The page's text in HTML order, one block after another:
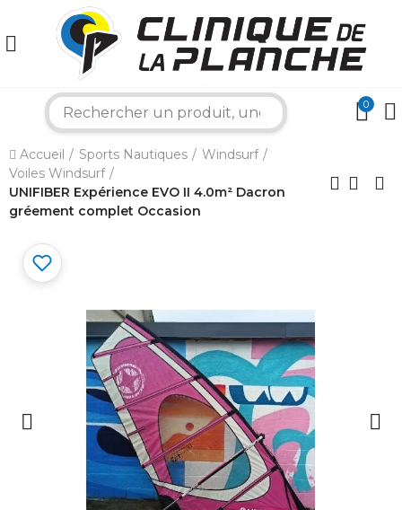
0
Accueil Sports Nautiques
Windsurf
Voiles Windsurf
UNIFIBER Expérience EVO II 4.0m² Dacron
gréement complet Occasion
Bonjour ! Je suis votre expert nautique.
Comment puis-je vous aider aujourd'hui ?